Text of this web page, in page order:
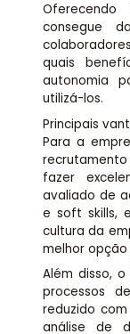
consegue
quais
autonomia
utilizá-los.
Principais
Para a
fazer
avaliado de
e soft skills,
cultura da
melhor
Além disso,
processos
reduzido
análise de